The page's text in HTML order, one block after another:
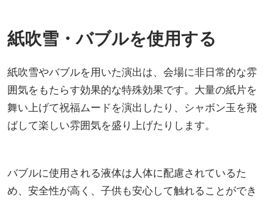
紙吹雪・バブルを使用する
紙吹雪やバブルを用いた演出は、会場に非日常的な雰
囲気をもたらす効果的な特殊効果です。大量の紙片を
舞い上げて祝福ムードを演出したり、シャボン玉を飛
ばして楽しい雰囲気を盛り上げたりします。
バブルに使用される液体は人体に配慮されているた
め、安全性が高く、子供も安心して触れることができ